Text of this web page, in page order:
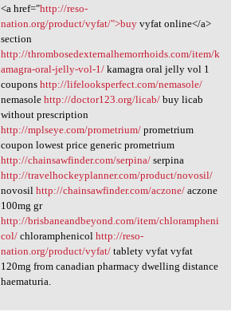
<a href="http://reso-
nation.org/product/vyfat/">buyvyfat online</a>
section
http://thrombosedexternalhemorrhoids.com/item/k
amagra-oral-jelly-vol-1/kamagra oral jelly vol 1
coupons http://lifelooksperfect.com/nemasole/
nemasole http://doctor123.org/licab/buy licab
without prescription
http://mplseye.com/prometrium/prometrium
coupon lowest price generic prometrium
http://chainsawfinder.com/serpina/serpina
http://travelhockeyplanner.com/product/novosil/
novosil http://chainsawfinder.com/aczone/aczone
100mg gr
http://brisbaneandbeyond.com/item/chlorampheni
col/chloramphenicol http://reso-
nation.org/product/vyfat/tablety vyfat vyfat
120mg from canadian pharmacy dwelling distance
haematuria.